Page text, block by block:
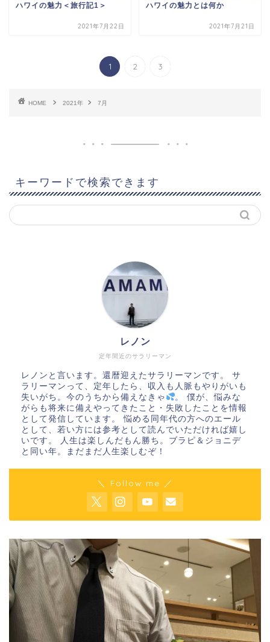
ハワイの魅力＜旅行記1＞
2021年7月22日
ハワイの魅力とは何か
2021年7月21日
1 2 3
HOME 2021年 7月
キーワードで検索できます
定年間近のサラリーマン
レノン
レノンと言います。還暦迎えたサラリーマンです。 サ
ラリーマンって、定年したら、収入も人脈もやりがいも
失いがち。今のうちから備えなきゃ
。 僕が、悩みな
がらも将来に備えやってきたこと・失敗したことを情報
として発信しています。 悩める同年代の方へのエール
として、若い方には参考として読んでいただければ嬉し
いです。 人生は楽しんだもん勝ち。ブラピ＆ジョニデ
と同い年。まだまだ人生楽しむぞ！
＼ Follow me ／